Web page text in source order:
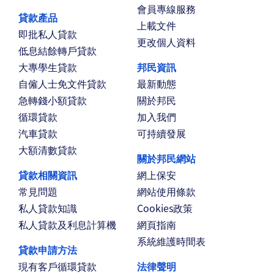
貸款產品
即批私人貸款
低息結餘轉戶貸款
大專學生貸款
自僱人士免文件貸款
急轉錢小額貸款
循環貸款
汽車貸款
大額清數貸款
貸款相關資訊
常見問題
私人貸款知識
私人貸款及利息計算機
貸款申請方法
現有客戶循環貸款
會員專線服務
上載文件
更改個人資料
邦民資訊
最新動態
關於邦民
加入我們
可持續發展
關於邦民網站
網上保安
網站使用條款
Cookies政策
網頁指南
系統維護時間表
法律聲明